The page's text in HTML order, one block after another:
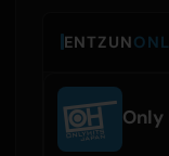
ENTZUN
Only